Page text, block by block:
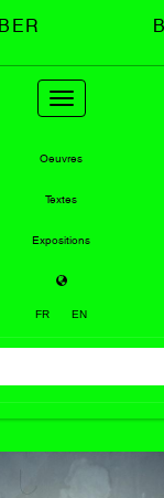
Toggle
navigation
Oeuvres
Textes
Expositions
FR EN